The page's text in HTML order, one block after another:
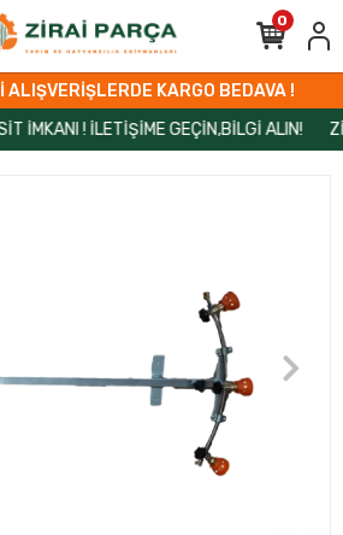
KARGO BEDAVA !
! İLETİŞİME GEÇİN,BİLGİ ALIN!
0